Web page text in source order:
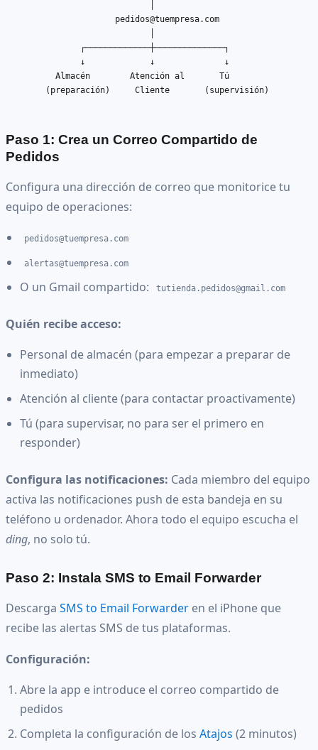
pedidos@tuempresa.com
               ┌─────────────┼──────────────┐
               ↓             ↓              ↓
          Almacén        Atención al       Tú
        (preparación)     Cliente       (supervisión)
Paso 1: Crea un Correo Compartido de
Pedidos
Configura una dirección de correo que monitorice tu
equipo de operaciones:
pedidos@tuempresa.com
alertas@tuempresa.com
O un Gmail compartido: tutienda.pedidos@gmail.com
Quién recibe acceso:
Personal de almacén (para empezar a preparar de
inmediato)
Atención al cliente (para contactar proactivamente)
Tú (para supervisar, no para ser el primero en
responder)
Configura las notificaciones: Cada miembro del equipo
activa las notificaciones push de esta bandeja en su
teléfono u ordenador. Ahora todo el equipo escucha el
ding, no solo tú.
Paso 2: Instala SMS to Email Forwarder
Descarga SMS to Email Forwarder en el iPhone que
recibe las alertas SMS de tus plataformas.
Configuración:
Abre la app e introduce el correo compartido de
pedidos
Completa la configuración de los Atajos (2 minutos)